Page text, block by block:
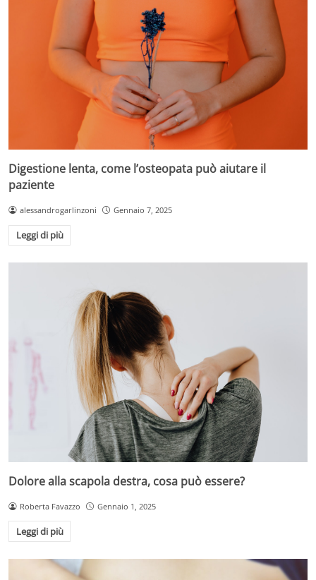
Digestione lenta, come l’osteopata può aiutare il
paziente
alessandrogarlinzoni Gennaio 7, 2025
Leggi di più
Dolore alla scapola destra, cosa può essere?
Roberta Favazzo Gennaio 1, 2025
Leggi di più